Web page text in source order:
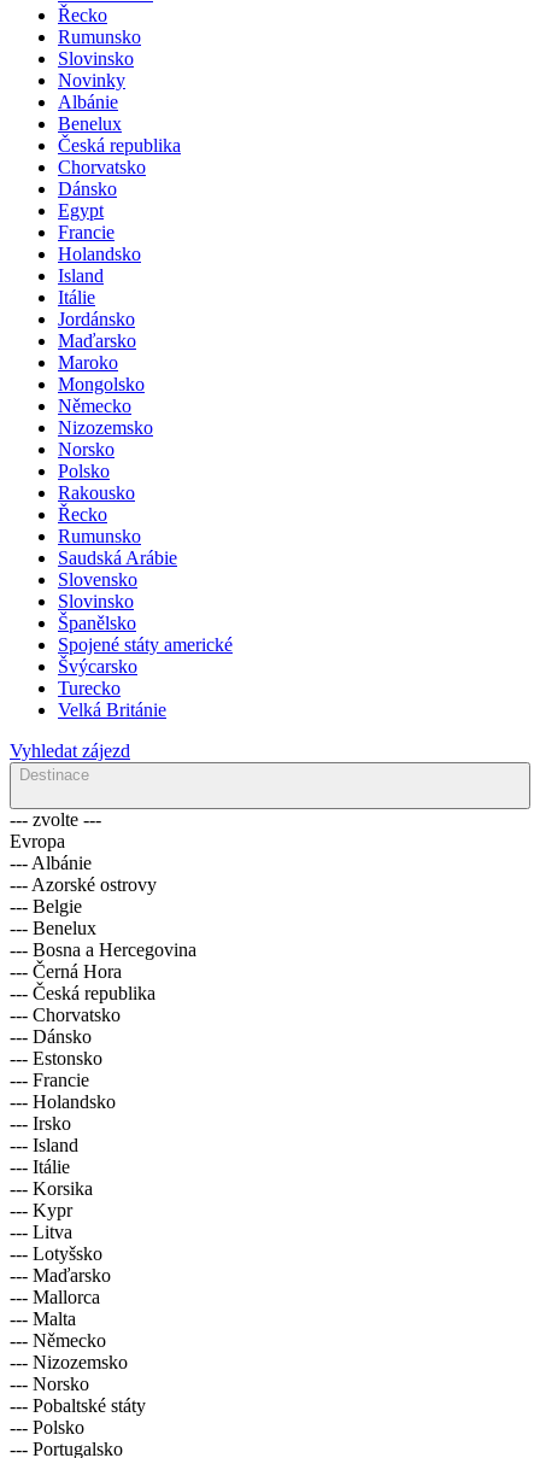
Řecko
Rumunsko
Slovinsko
Novinky
Albánie
Benelux
Česká republika
Chorvatsko
Dánsko
Egypt
Francie
Holandsko
Island
Itálie
Jordánsko
Maďarsko
Maroko
Mongolsko
Německo
Nizozemsko
Norsko
Polsko
Rakousko
Řecko
Rumunsko
Saudská Arábie
Slovensko
Slovinsko
Španělsko
Spojené státy americké
Švýcarsko
Turecko
Velká Británie
Vyhledat zájezd
Destinace
--- zvolte ---
Evropa
--- Albánie
--- Azorské ostrovy
--- Belgie
--- Benelux
--- Bosna a Hercegovina
--- Černá Hora
--- Česká republika
--- Chorvatsko
--- Dánsko
--- Estonsko
--- Francie
--- Holandsko
--- Irsko
--- Island
--- Itálie
--- Korsika
--- Kypr
--- Litva
--- Lotyšsko
--- Maďarsko
--- Mallorca
--- Malta
--- Německo
--- Nizozemsko
--- Norsko
--- Pobaltské státy
--- Polsko
--- Portugalsko